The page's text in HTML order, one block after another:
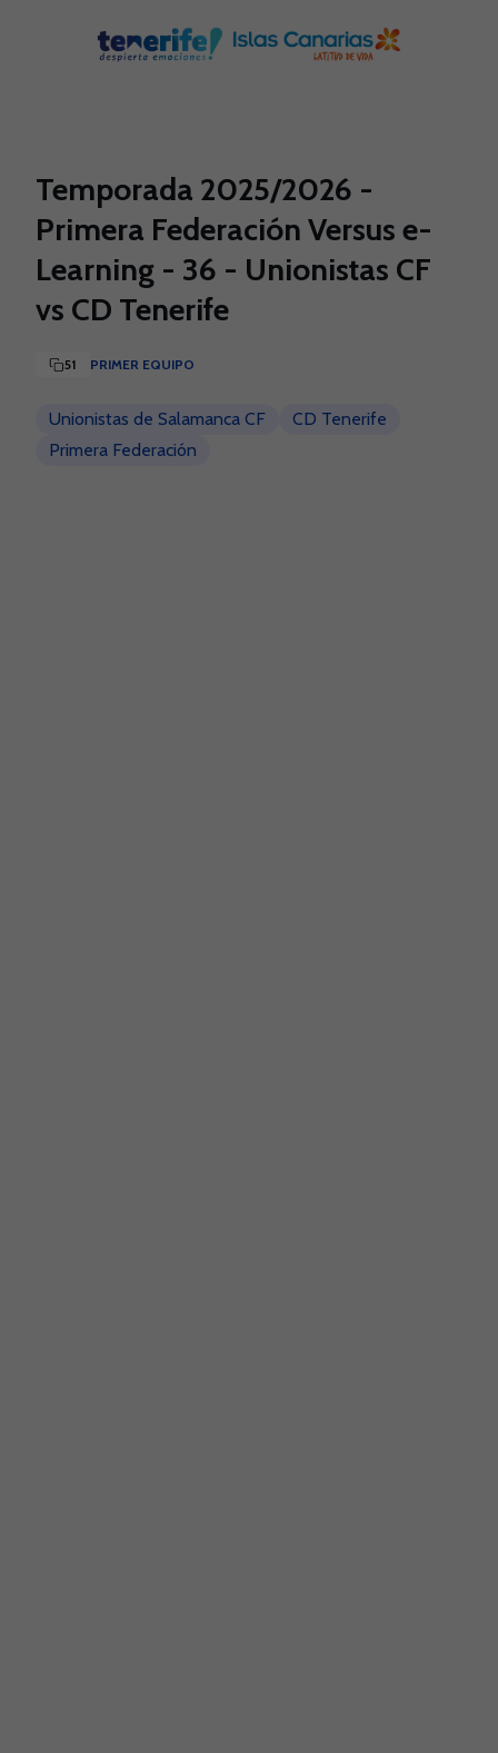
Temporada 2025/2026 -
Primera Federación Versus e-
Learning - 36 - Unionistas CF
vs CD Tenerife
51 PRIMER EQUIPO
Unionistas de Salamanca CF
CD Tenerife
Primera Federación